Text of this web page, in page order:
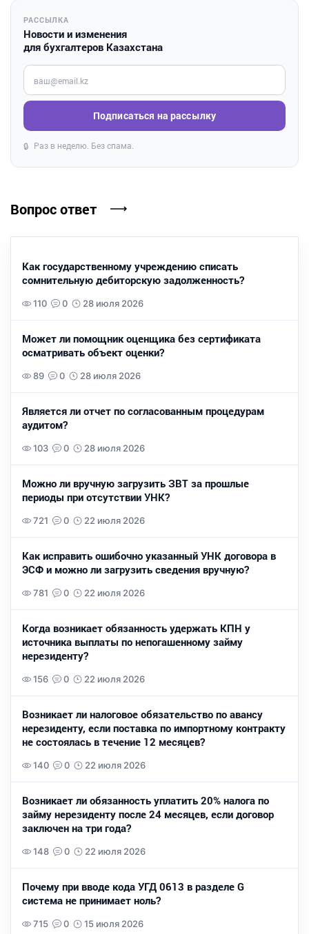
РАССЫЛКА
Новости и изменения
для бухгалтеров Казахстана
Введите ваш e-mail
Подписаться на рассылку
🔒 Раз в неделю. Без спама.
Вопрос ответ
Как государственному учреждению списать
сомнительную дебиторскую задолженность?
110 0 28 июля 2026
Может ли помощник оценщика без сертификата
осматривать объект оценки?
89 0 28 июля 2026
Является ли отчет по согласованным процедурам
аудитом?
103 0 28 июля 2026
Можно ли вручную загрузить ЗВТ за прошлые
периоды при отсутствии УНК?
721 0 22 июля 2026
Как исправить ошибочно указанный УНК договора в
ЭСФ и можно ли загрузить сведения вручную?
781 0 22 июля 2026
Когда возникает обязанность удержать КПН у
источника выплаты по непогашенному займу
нерезиденту?
156 0 22 июля 2026
Возникает ли налоговое обязательство по авансу
нерезиденту, если поставка по импортному контракту
не состоялась в течение 12 месяцев?
140 0 22 июля 2026
Возникает ли обязанность уплатить 20% налога по
займу нерезиденту после 24 месяцев, если договор
заключен на три года?
148 0 22 июля 2026
Почему при вводе кода УГД 0613 в разделе G
система не принимает ноль?
715 0 15 июля 2026